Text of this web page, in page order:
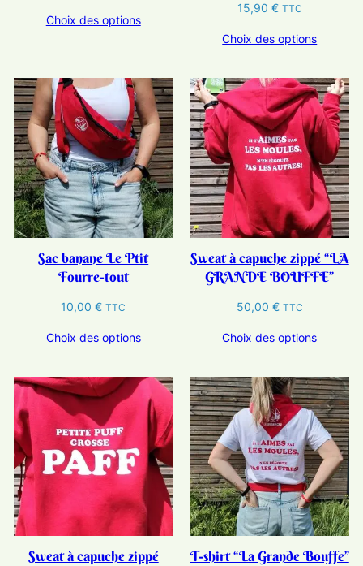
Choix des options
15,90 € TTC
Choix des options
Sac banane Le Ptit
Fourre-tout
10,00€ TTC
Choix des options
Sweat à capuche zippé “LA
GRANDE BOUFFE”
50,00 € TTC
Choix des options
Sweat à capuche zippé
T-shirt “La Grande Bouffe”